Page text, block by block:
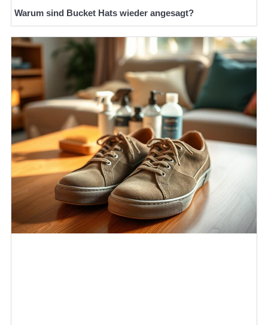
Warum sind Bucket Hats wieder angesagt?